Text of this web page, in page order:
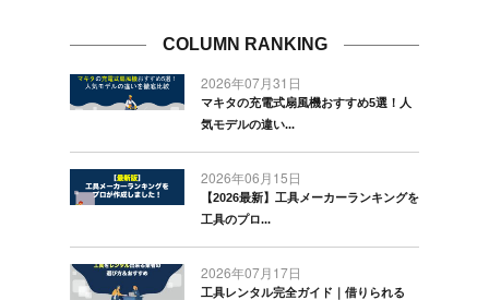
COLUMN RANKING
2026年07月31日
マキタの充電式扇風機おすすめ5選！人
気モデルの違い...
2026年06月15日
【2026最新】工具メーカーランキングを
工具のプロ...
2026年07月17日
工具レンタル完全ガイド｜借りられる